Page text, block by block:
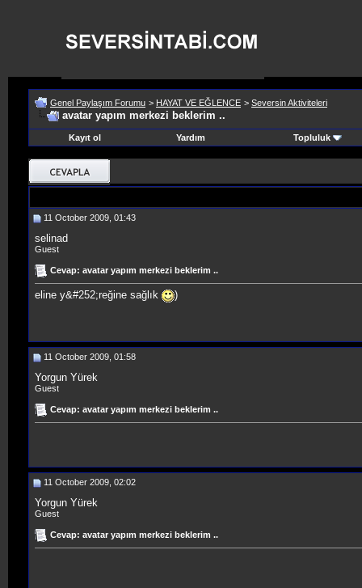
Genel Paylaşım Forumu > HAYAT VE EĞLENCE > Seversin Aktiviteleri
avatar yapım merkezi beklerim ..
Kayıt ol Yardım Topluluk
11 October 2009, 01:43
selinad
Guest
Cevap: avatar yapım merkezi beklerim ..
eline y&#252;reğine sağlık )
11 October 2009, 01:58
Yorgun Yürek
Guest
Cevap: avatar yapım merkezi beklerim ..
11 October 2009, 02:02
Yorgun Yürek
Guest
Cevap: avatar yapım merkezi beklerim ..